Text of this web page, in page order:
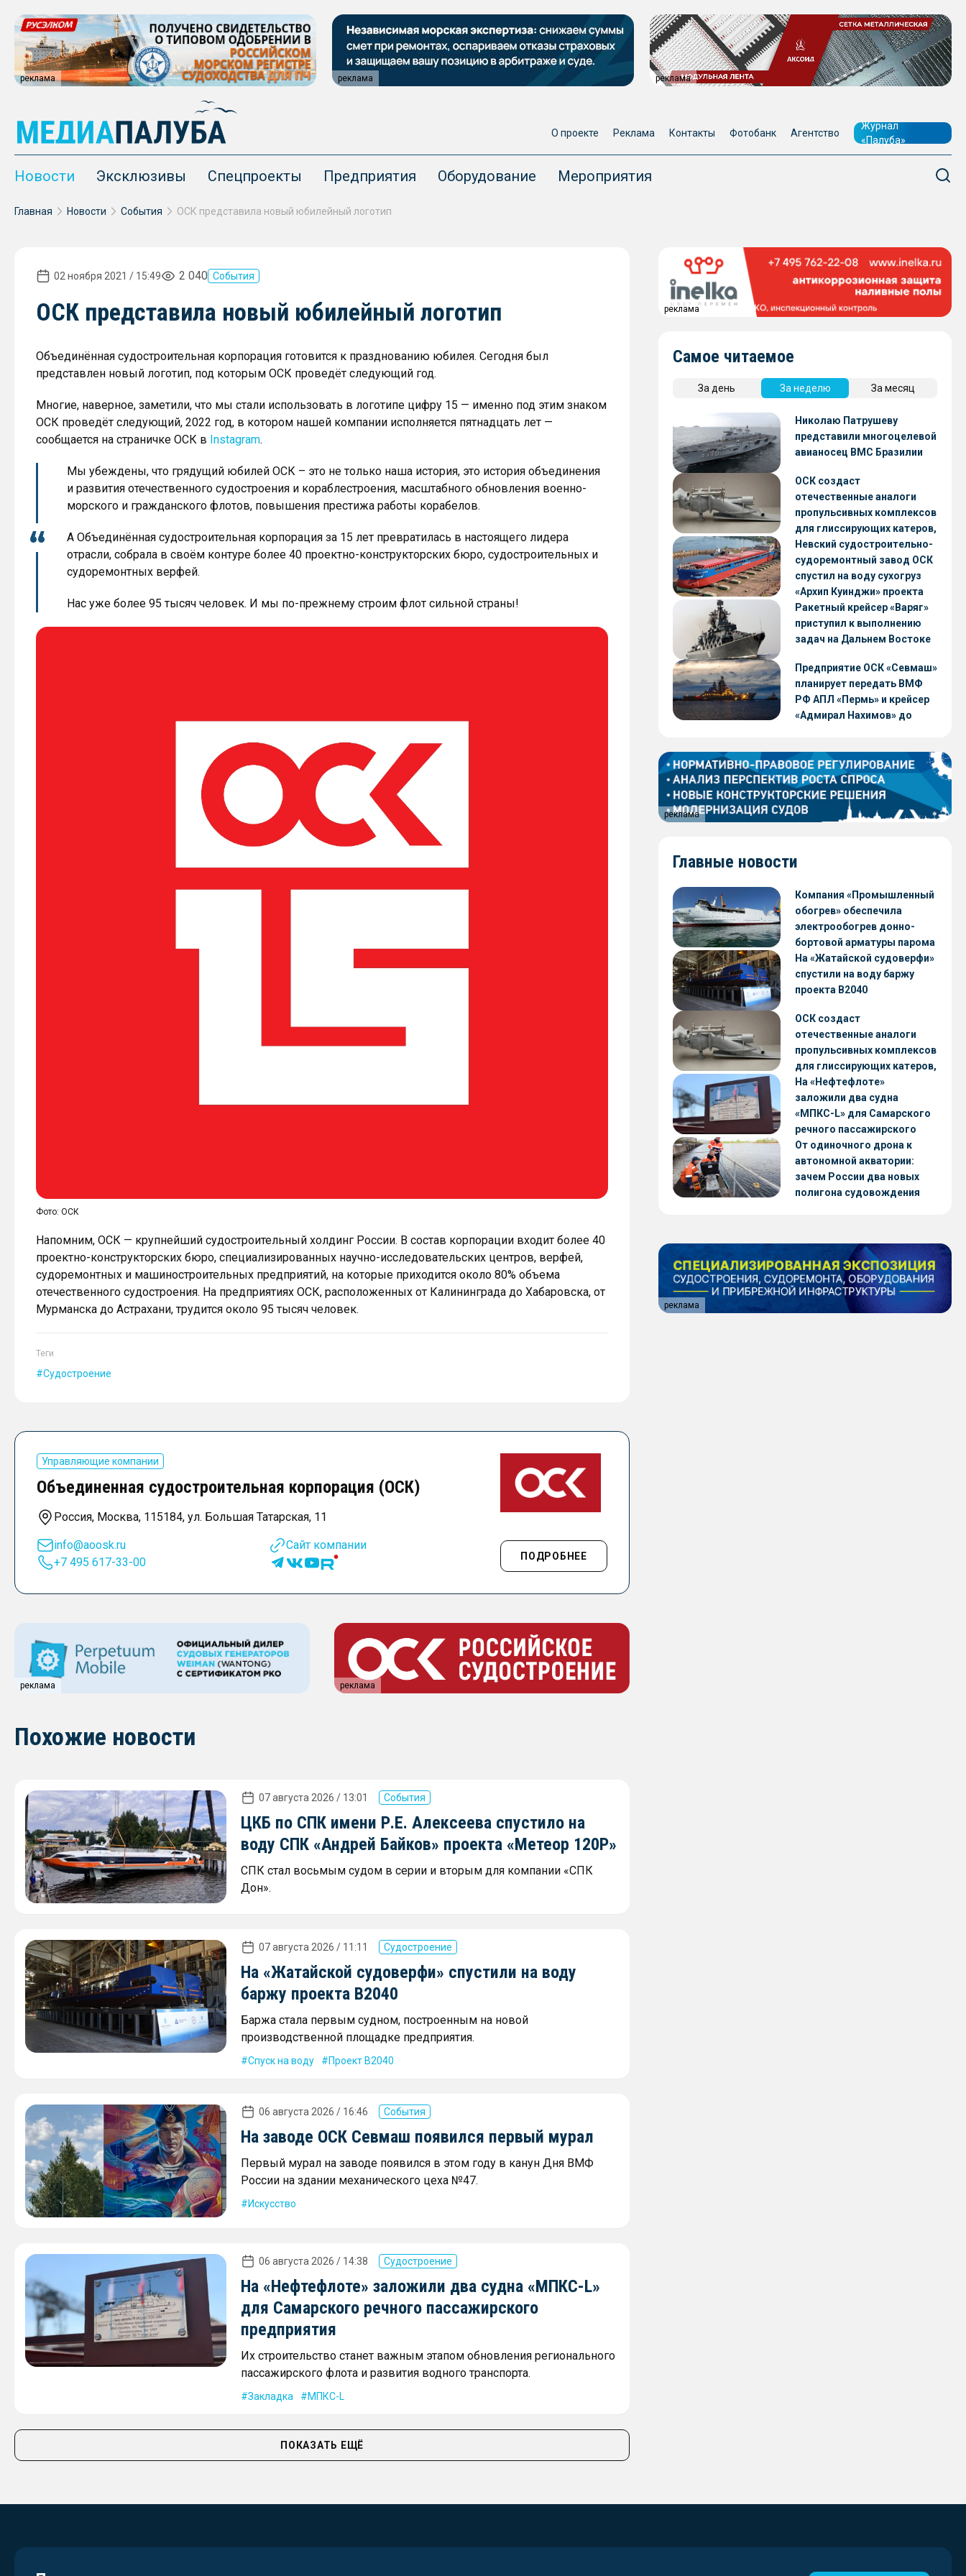
реклама реклама реклама
О проекте Реклама Контакты Фотобанк Агентство
Журнал
«Палуба»
Новости Эксклюзивы Спецпроекты Предприятия Оборудование Мероприятия
Главная Новости События ОСК представила новый юбилейный логотип
02 ноября 2021 / 15:49 2 040 События
ОСК представила новый юбилейный логотип
Объединённая судостроительная корпорация готовится к празднованию юбилея. Сегодня был
представлен новый логотип, под которым ОСК проведёт следующий год.
Многие, наверное, заметили, что мы стали использовать в логотипе цифру 15 — именно под этим знаком
ОСК проведёт следующий, 2022 год, в котором нашей компании исполняется пятнадцать лет —
сообщается на страничке ОСК в Instagram.
Мы убеждены, что грядущий юбилей ОСК – это не только наша история, это история объединения
и развития отечественного судостроения и кораблестроения, масштабного обновления военно-
морского и гражданского флотов, повышения престижа работы корабелов.
А Объединённая судостроительная корпорация за 15 лет превратилась в настоящего лидера
отрасли, собрала в своём контуре более 40 проектно-конструкторских бюро, судостроительных и
судоремонтных верфей.
Нас уже более 95 тысяч человек. И мы по-прежнему строим флот сильной страны!
Фото: ОСК
Напомним, ОСК — крупнейший судостроительный холдинг России. В состав корпорации входит более 40
проектно-конструкторских бюро, специализированных научно-исследовательских центров, верфей,
судоремонтных и машиностроительных предприятий, на которые приходится около 80% объема
отечественного судостроения. На предприятиях ОСК, расположенных от Калининграда до Хабаровска, от
Мурманска до Астрахани, трудится около 95 тысяч человек.
Теги
Судостроение
Управляющие компании
Объединенная судостроительная корпорация (ОСК)
Россия, Москва, 115184, ул. Большая Татарская, 11
info@aoosk.ru
+7 495 617-33-00
Сайт компании
ПОДРОБНЕЕ
реклама реклама
Похожие новости
07 августа 2026 / 13:01 События
ЦКБ по СПК имени Р.Е. Алексеева спустило на
воду СПК «Андрей Байков» проекта «Метеор 120Р»
СПК стал восьмым судом в серии и вторым для компании «СПК
Дон».
07 августа 2026 / 11:11 Судостроение
На «Жатайской судоверфи» спустили на воду
баржу проекта В2040
Баржа стала первым судном, построенным на новой
производственной площадке предприятия.
Спуск на воду Проект В2040
06 августа 2026 / 16:46 События
На заводе ОСК Севмаш появился первый мурал
Первый мурал на заводе появился в этом году в канун Дня ВМФ
России на здании механического цеха №47.
Искусство
06 августа 2026 / 14:38 Судостроение
На «Нефтефлоте» заложили два судна «МПКС-L»
для Самарского речного пассажирского
предприятия
Их строительство станет важным этапом обновления регионального
пассажирского флота и развития водного транспорта.
Закладка МПКС-L
ПОКАЗАТЬ ЕЩЁ
реклама
Самое читаемое
За день За неделю За месяц
Николаю Патрушеву
представили многоцелевой
авианосец ВМС Бразилии
ОСК создаст
отечественные аналоги
пропульсивных комплексов
для глиссирующих катеров,
скоростных судов и судов с
малой осадкой
Невский судостроительно-
судоремонтный завод ОСК
спустил на воду сухогруз
«Архип Куинджи» проекта
RSD59
Ракетный крейсер «Варяг»
приступил к выполнению
задач на Дальнем Востоке
Предприятие ОСК «Севмаш»
планирует передать ВМФ
РФ АПЛ «Пермь» и крейсер
«Адмирал Нахимов» до
реклама
Главные новости
Компания «Промышленный
обогрев» обеспечила
электрообогрев донно-
бортовой арматуры парома
«Петропавловск» проекта
CNF22
На «Жатайской судоверфи»
спустили на воду баржу
проекта В2040
ОСК создаст
отечественные аналоги
пропульсивных комплексов
для глиссирующих катеров,
скоростных судов и судов с
малой осадкой
На «Нефтефлоте»
заложили два судна
«МПКС-L» для Самарского
речного пассажирского
предприятия
От одиночного дрона к
автономной акватории:
зачем России два новых
полигона судовождения
реклама